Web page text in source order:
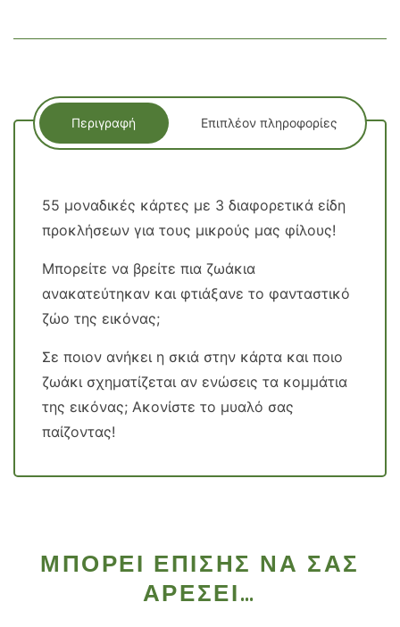
Περιγραφή Επιπλέον πληροφορίες
55 μοναδικές κάρτες με 3 διαφορετικά είδη
προκλήσεων για τους μικρούς μας φίλους!
Μπορείτε να βρείτε πια ζωάκια
ανακατεύτηκαν και φτιάξανε το φανταστικό
ζώο της εικόνας;
Σε ποιον ανήκει η σκιά στην κάρτα και ποιο
ζωάκι σχηματίζεται αν ενώσεις τα κομμάτια
της εικόνας; Ακονίστε το μυαλό σας
παίζοντας!
ΜΠΟΡΕΊ ΕΠΊΣΗΣ ΝΑ ΣΑΣ
ΑΡΈΣΕΙ…